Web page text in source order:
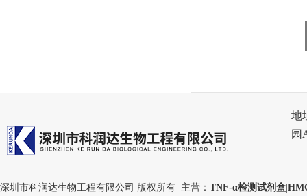
地
园
深圳市科润达生物工程有限公司 版权所有 主营： TNF-α检测试剂盒